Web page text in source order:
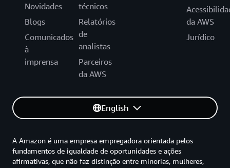
Novidades
Blogs
Comunicados
à
imprensa
técnicos
Relatórios
de
analistas
Parceiros
da AWS
da AWS
Jurídico
English
A Amazon é uma empresa empregadora orientada pelos
fundamentos de igualdade de oportunidades e ações
afirmativas, que não faz distinção entre minorias, mulheres,